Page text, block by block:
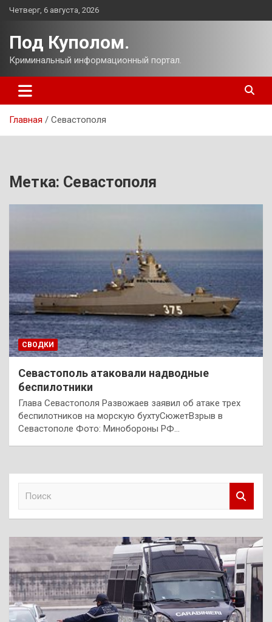
Перейти
Четверг, 6 августа, 2026
Под Куполом.
Криминальный информационный портал.
Главная Севастополя
Метка: Севастополя
СВОДКИ
Севастополь атаковали надводные
беспилотники
Глава Севастополя Развожаев заявил об атаке трех
беспилотников на морскую бухтуСюжетВзрыв в
Севастополе Фото: Минобороны РФ…
к